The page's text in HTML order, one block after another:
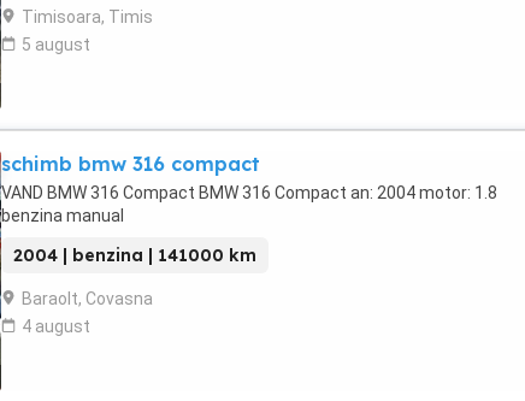
Timisoara, Timis
5 august
schimb bmw 316 compact
VAND BMW 316 Compact BMW 316 Compact an: 2004 motor: 1.8
benzina manual
2004 | benzina | 141000 km
Baraolt, Covasna
4 august